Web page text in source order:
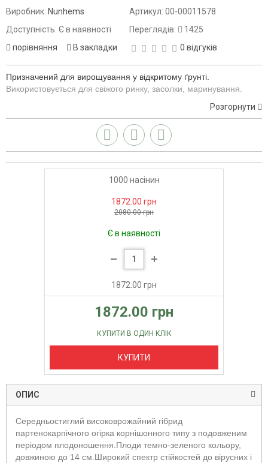
Виробник: Nunhems
Доступність: Є в наявності
порівняння
В закладки
Артикул: 00-00011578
Переглядів:
1425
0 відгуків
Призначений для вирощування у відкритому ґрунті.
Використовується для свіжого ринку, засолки, маринування.
Розгорнути
1000 насінин
1872.00 грн
2080.00 грн
Є в наявності
1872.00 грн
1872.00 грн
КУПИТИ В ОДИН КЛІК
КУПИТИ
ОПИС
Середньостиглий високоврожайний гібрид
партенокарпічного огірка корнішонного типу з подовженим
періодом плодоношення.Плоди темно-зеленого кольору,
довжиною до 14 см.Широкий спектр стійкостей до вірусних і